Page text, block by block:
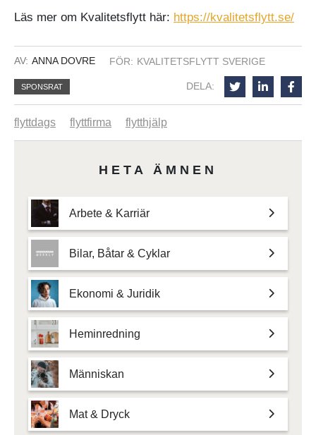
Läs mer om Kvalitetsflytt här: https://kvalitetsflytt.se/
AV: ANNA DOVRE FÖR: KVALITETSFLYTT SVERIGE
SPONSRAT DELA:
flyttdags flyttfirma flytthjälp
HETA ÄMNEN
Arbete & Karriär
Bilar, Båtar & Cyklar
Ekonomi & Juridik
Heminredning
Människan
Mat & Dryck